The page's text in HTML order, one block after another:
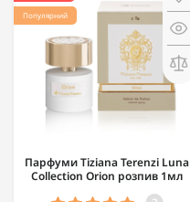
Популярний
Парфуми Tiziana Terenzi Luna
Collection Orion розпив 1мл